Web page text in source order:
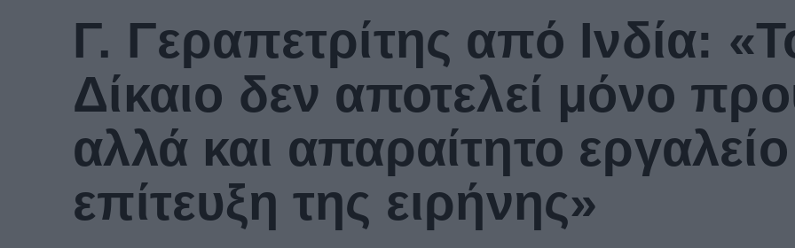
Γ. Γεραπετρίτης από Ινδία:
Δίκαιο δεν αποτελεί μόνο
αλλά και απαραίτητο
επίτευξη της ειρήνης»